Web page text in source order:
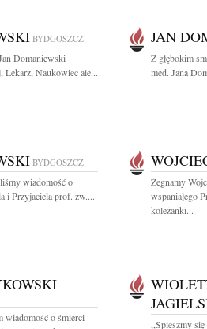
BYDGOSZCZ
Domaniewski
Lekarz, Naukowiec ale...
JAN
Z głębokim
med. Jana
BYDGOSZCZ
wiadomość o
i Przyjaciela prof. zw....
Żegnamy
wspaniałego
koleżanki...
wiadomość o śmierci
,,Spieszmy